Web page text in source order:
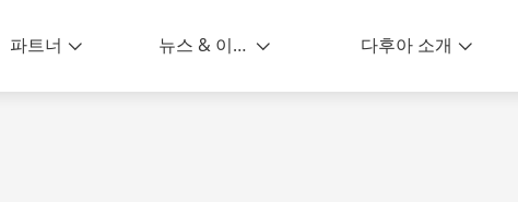
파트너 뉴스 & 이벤트 다후아 소개